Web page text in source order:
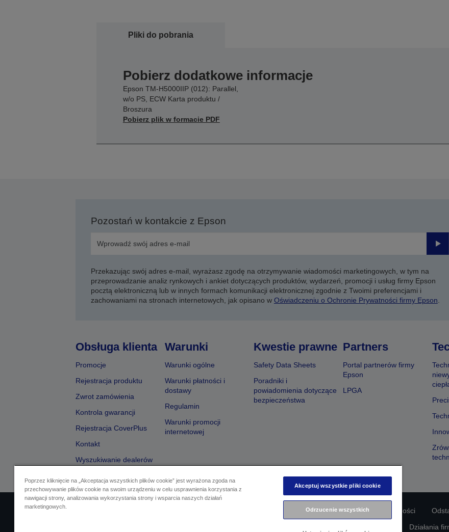
Pliki do pobrania
Pobierz dodatkowe informacje
Epson TM-H5000IIP (012): Parallel,
w/o PS, ECW Karta produktu /
Broszura
Pobierz plik w formacie PDF
Pozostań w kontakcie z Epson
Przekazując swój adres e-mail, wyrażasz zgodę na otrzymywanie wiadomości marketingowych, w tym na
przeprowadzanie analiz rynkowych i ankiet dotyczących produktów, wydarzeń, promocji i usług firmy Epson
pocztą elektroniczną lub w innych formach komunikacji elektronicznej zgodnie z Twoimi preferencjami i
zachowaniami na stronach internetowych, jak opisano w Oświadczeniu o Ochronie Prywatności firmy Epson.
Obsługa klienta
Promocje
Rejestracja produktu
Zwrot zamówienia
Kontrola gwarancji
Rejestracja CoverPlus
Kontakt
Wyszukiwanie dealerów
Warunki
Warunki ogólne
Warunki płatności i
dostawy
Regulamin
Warunki promocji
internetowej
Kwestie prawne
Safety Data Sheets
Poradniki i
powiadomienia dotyczące
bezpieczeństwa
Partners
Portal partnerów firmy
Epson
LPGA
Oświadczenie dotyczące prywatności
Działania
Poprzez kliknięcie na „Akceptacja wszystkich plików cookie” jest wyrażona zgoda na
przechowywanie plików cookie na swoim urządzeniu w celu usprawnienia korzystania z
nawigacji strony, analizowania wykorzystania strony i wsparcia naszych działań
marketingowych.
Akceptuj wszystkie pliki cookie
Odrzucenie wszystkich